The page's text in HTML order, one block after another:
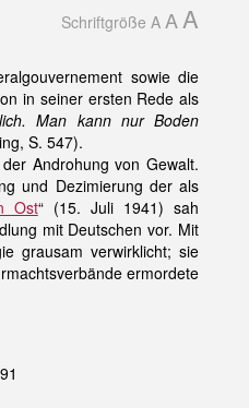
Schriftgröße A A A
sowie die
in seiner ersten Rede als
Man kann nur Boden
S. 547).
Androhung von Gewalt.
und Dezimierung der als
Ost“ (15. Juli 1941) sah
mit Deutschen vor. Mit
grausam verwirklicht; sie
ermordete